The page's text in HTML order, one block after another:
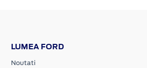
LUMEA FORD
Noutati